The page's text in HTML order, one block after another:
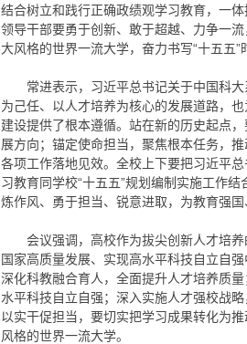
结合树立和践行正确政绩观学习教育，一
领导干部要勇于创新、敢于超越、力争一
大风格的世界一流大学，奋力书写“十五五”
常进表示，习近平总书记关于中国科
为己任、以人才培养为核心的发展道路，
建设提供了根本遵循。站在新的历史起点
展方向；锚定使命担当，聚焦根本任务，
各项工作落地见效。全校上下要把习近平
习教育同学校“十五五”规划编制实施工作
炼作风、勇于担当、锐意进取，为教育强
会议强调，高校作为拔尖创新人才培
国家高质量发展、实现高水平科技自立自
深化科教融合育人，全面提升人才培养质
水平科技自立自强；深入实施人才强校战
以实干促担当，要切实把学习成果转化为
风格的世界一流大学。